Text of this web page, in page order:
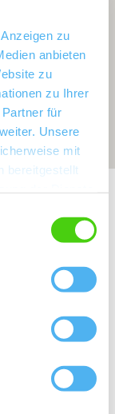
zu
anbieten
zu
zu Ihrer
für
Unsere
mit
bereitgestellt